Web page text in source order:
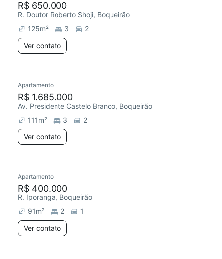
R$ 650.000
R. Doutor Roberto Shoji, Boqueirão
125m² 3
2
Ver contato
Apartamento
R$ 1.685.000
Av. Presidente Castelo Branco, Boqueirão
111m² 3
2
Ver contato
Apartamento
R$ 400.000
R. Iporanga, Boqueirão
91m² 2
1
Ver contato